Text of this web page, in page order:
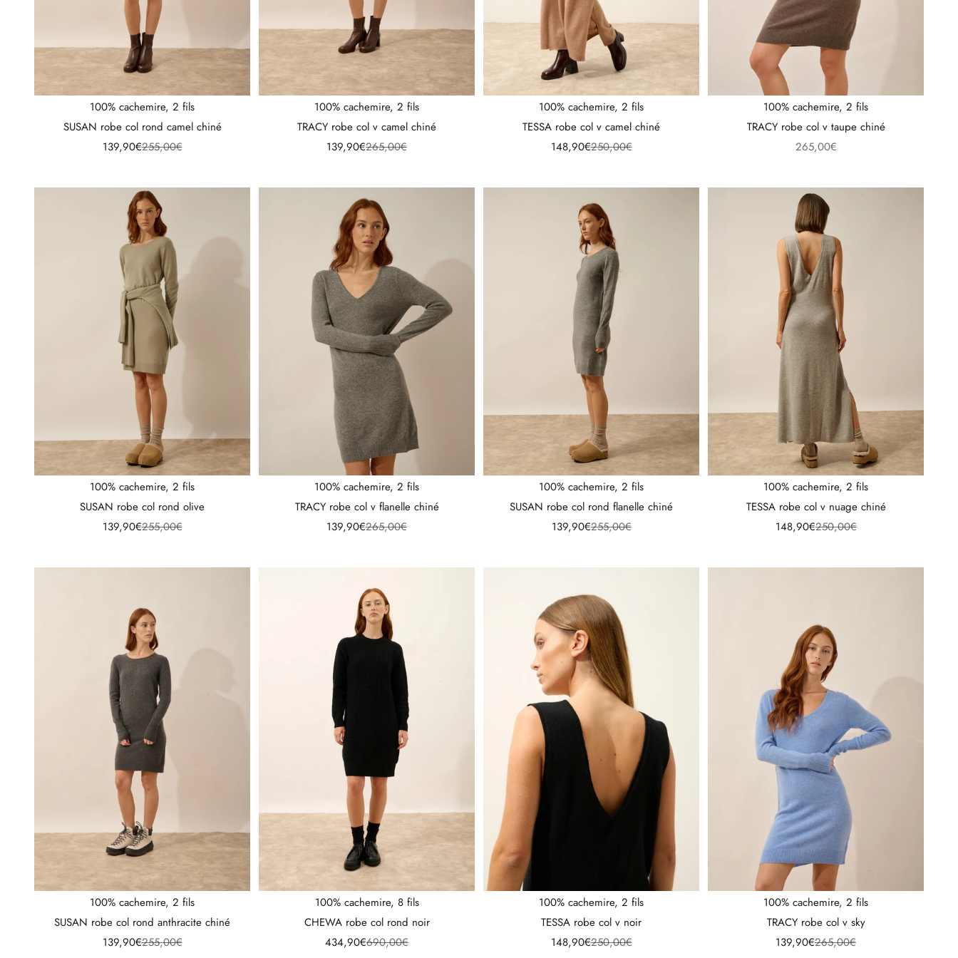
100% cachemire, 2 fils
SUSAN robe col rond camel chiné
Prix de vente
139,90€Prix normal
255,00€
100% cachemire, 2 fils
TRACY robe col v camel chiné
Prix de vente
139,90€Prix normal
265,00€
100% cachemire, 2 fils
TESSA robe col v camel chiné
Prix de vente
148,90€Prix normal
250,00€
100% cachemire, 2 fils
TRACY robe col v taupe chiné
Prix de vente
265,00€
100% cachemire, 2 fils
SUSAN robe col rond olive
Prix de vente
139,90€Prix normal
255,00€
100% cachemire, 2 fils
TRACY robe col v flanelle chiné
Prix de vente
139,90€Prix normal
265,00€
100% cachemire, 2 fils
SUSAN robe col rond flanelle chiné
Prix de vente
139,90€Prix normal
255,00€
100% cachemire, 2 fils
TESSA robe col v nuage chiné
Prix de vente
148,90€Prix normal
250,00€
100% cachemire, 2 fils
SUSAN robe col rond anthracite chiné
Prix de vente
139,90€Prix normal
255,00€
100% cachemire, 8 fils
CHEWA robe col rond noir
Prix de vente
434,90€Prix normal
690,00€
100% cachemire, 2 fils
TESSA robe col v noir
Prix de vente
148,90€Prix normal
250,00€
100% cachemire, 2 fils
TRACY robe col v sky
Prix de vente
139,90€Prix normal
265,00€